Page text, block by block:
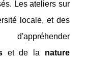
Les ateliers sur
locale, et des
et de la nature